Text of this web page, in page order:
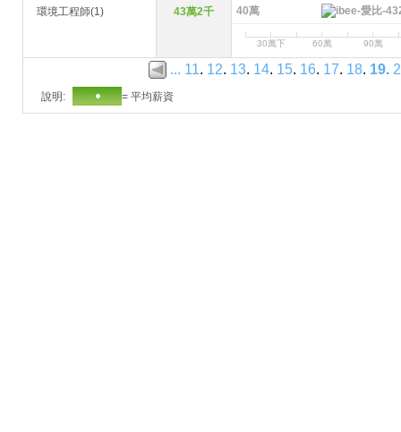
環境工程師(1) 43萬2千 40萬
30萬下 60萬 90萬
... 11. 12. 13. 14. 15. 16. 17. 18. 19.
說明: = 平均薪資